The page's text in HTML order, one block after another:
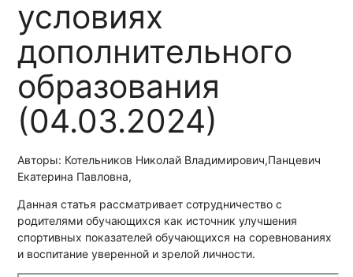
условиях
дополнительного
образования
(04.03.2024)
Авторы: Котельников Николай Владимирович,Панцевич
Екатерина Павловна,
Данная статья рассматривает сотрудничество с
родителями обучающихся как источник улучшения
спортивных показателей обучающихся на соревнованиях
и воспитание уверенной и зрелой личности.